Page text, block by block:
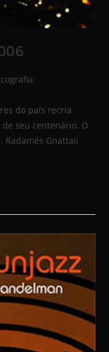
do país recria
seu centenário. O
Radamés Gnattali